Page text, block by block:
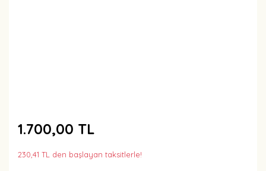
1.700,00 TL
230,41 TL den başlayan taksitlerle!